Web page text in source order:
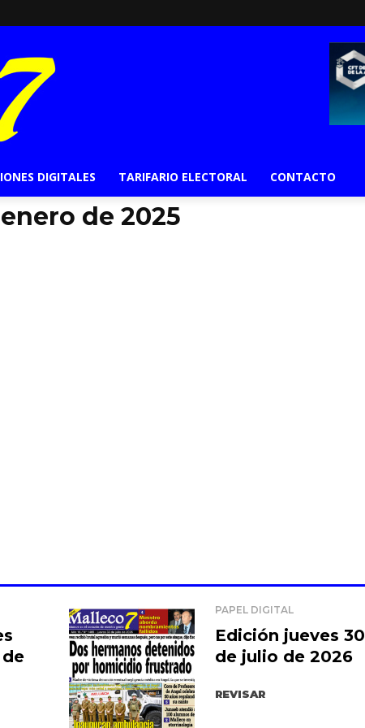
DIGITALES TARIFARIO ELECTORAL CONTACTO
de 2025
PAPEL DIGITAL
Edición jueves 30
de julio de 2026
REVISAR